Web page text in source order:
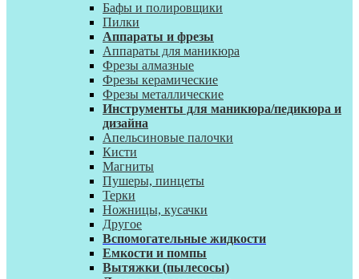
Бафы и полировщики
Пилки
Аппараты и фрезы
Аппараты для маникюра
Фрезы алмазные
Фрезы керамические
Фрезы металлические
Инструменты для маникюра/педикюра и
дизайна
Апельсиновые палочки
Кисти
Магниты
Пушеры, пинцеты
Терки
Ножницы, кусачки
Другое
Вспомогательные жидкости
Емкости и помпы
Вытяжки (пылесосы)